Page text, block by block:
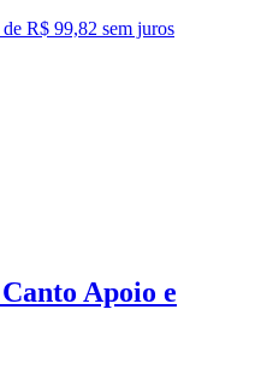
R$ 99,82 sem juros
Apoio e